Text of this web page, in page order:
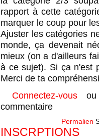
rapport à cette
marquer le coup pour
Ajuster les catégories
monde, ça devenait
mieux (on a d'ailleurs
à ce sujet). Si ça n'est
Merci de ta
Connectez-vous
commentaire
Permalien
INSCRPTIONS